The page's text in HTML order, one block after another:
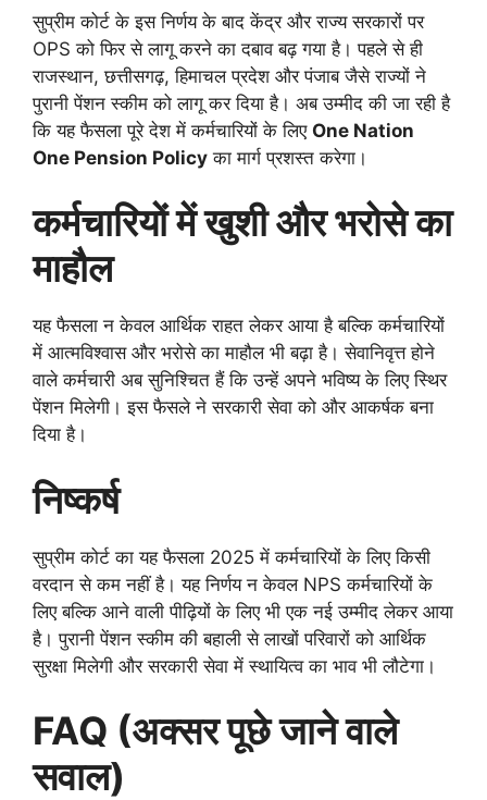
सुप्रीम कोर्ट के इस निर्णय के बाद केंद्र और राज्य सरकारों पर
OPS को फिर से लागू करने का दबाव बढ़ गया है। पहले से ही
राजस्थान, छत्तीसगढ़, हिमाचल प्रदेश और पंजाब जैसे राज्यों ने
पुरानी पेंशन स्कीम को लागू कर दिया है। अब उम्मीद की जा रही है
कि यह फैसला पूरे देश में कर्मचारियों के लिए One Nation
One Pension Policy का मार्ग प्रशस्त करेगा।
कर्मचारियों में खुशी और भरोसे का
माहौल
यह फैसला न केवल आर्थिक राहत लेकर आया है बल्कि कर्मचारियों
में आत्मविश्वास और भरोसे का माहौल भी बढ़ा है। सेवानिवृत्त होने
वाले कर्मचारी अब सुनिश्चित हैं कि उन्हें अपने भविष्य के लिए स्थिर
पेंशन मिलेगी। इस फैसले ने सरकारी सेवा को और आकर्षक बना
दिया है।
निष्कर्ष
सुप्रीम कोर्ट का यह फैसला 2025 में कर्मचारियों के लिए किसी
वरदान से कम नहीं है। यह निर्णय न केवल NPS कर्मचारियों के
लिए बल्कि आने वाली पीढ़ियों के लिए भी एक नई उम्मीद लेकर आया
है। पुरानी पेंशन स्कीम की बहाली से लाखों परिवारों को आर्थिक
सुरक्षा मिलेगी और सरकारी सेवा में स्थायित्व का भाव भी लौटेगा।
FAQ (अक्सर पूछे जाने वाले
सवाल)